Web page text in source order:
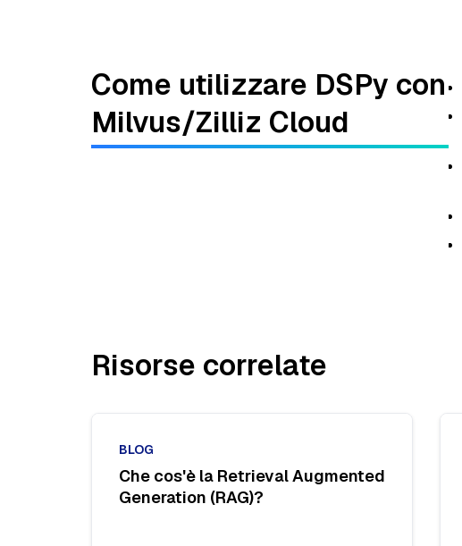
Come utilizzare DSPy con
Milvus/Zilliz Cloud
Risorse correlate
BLOG
Che cos'è la Retrieval Augmented
Generation (RAG)?